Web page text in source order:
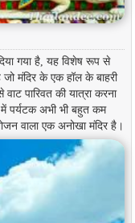
गया है, यह विशेष रूप से
जो मंदिर के एक हॉल के बाहरी
पारिवत की यात्रा करना
में पर्यटक अभी भी बहुत कम
वाला एक अनोखा मंदिर है।